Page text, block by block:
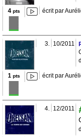
4pts écrit par
3. 10/2011
1 pts écrit par
4. 12/2011